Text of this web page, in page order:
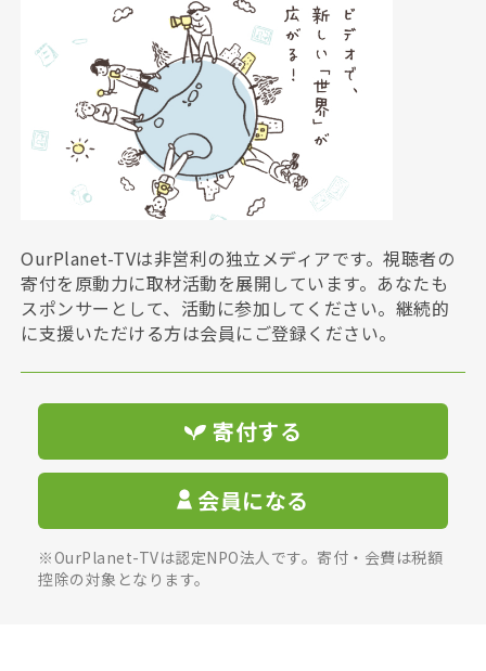
OurPlanet-TVは非営利の独立メディアです。視聴者の
寄付を原動力に取材活動を展開しています。あなたも
スポンサーとして、活動に参加してください。継続的
に支援いただける方は会員にご登録ください。
寄付する
会員になる
※OurPlanet-TVは認定NPO法人です。寄付・会費は税額
控除の対象となります。